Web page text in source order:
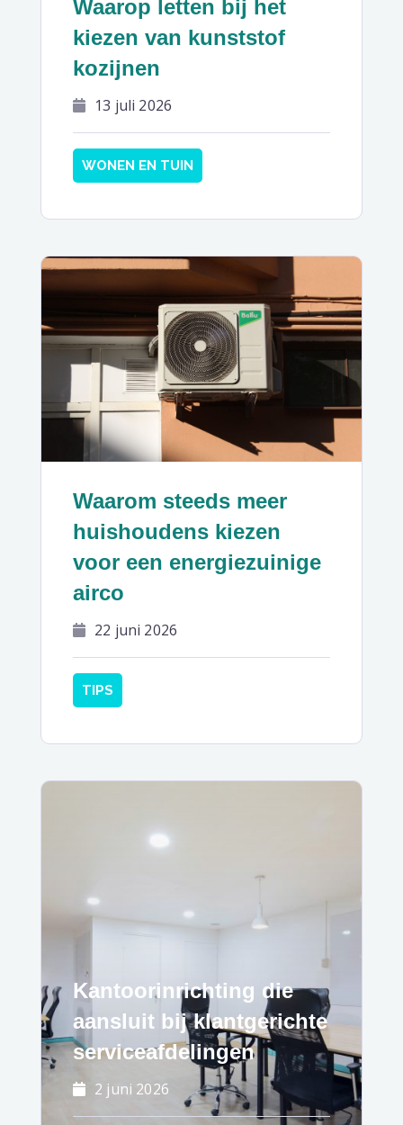
Waarop letten bij het
kiezen van kunststof
kozijnen
13 juli 2026
WONEN EN TUIN
Waarom steeds meer
huishoudens kiezen
voor een energiezuinige
airco
22 juni 2026
TIPS
Kantoorinrichting die
aansluit bij klantgerichte
serviceafdelingen
2 juni 2026